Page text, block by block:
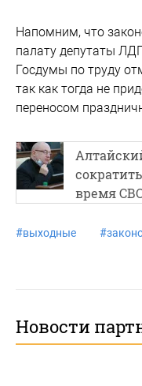
Напомним, что
палату депутаты
Госдумы по труду
так как тогда не
переносом
время
#выходные #
Новости